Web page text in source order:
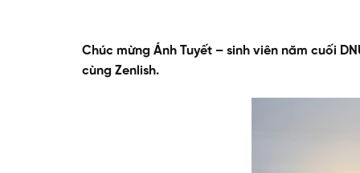
Chúc mừng Ánh Tuyết – sinh viên năm cuối
cùng Zenlish.